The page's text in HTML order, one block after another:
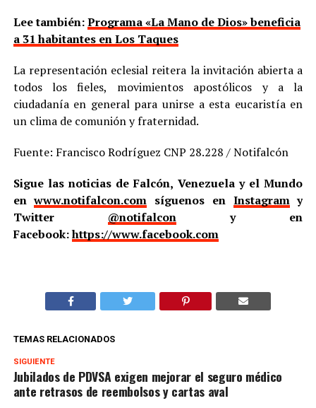
Lee también:Programa «La Mano de Dios» beneficia
a 31 habitantes en Los Taques
La representación eclesial reitera la invitación abierta a
todos los fieles, movimientos apostólicos y a la
ciudadanía en general para unirse a esta eucaristía en
un clima de comunión y fraternidad.
Fuente: Francisco Rodríguez CNP 28.228 / Notifalcón
Sigue las noticias de Falcón, Venezuela y el Mundo
enwww.notifalcon.com síguenos en Instagramy
Twitter @notifalcony en
Facebook:https://www.facebook.com
TEMAS RELACIONADOS
SIGUIENTE
Jubilados de PDVSA exigen mejorar el seguro médico
ante retrasos de reembolsos y cartas aval